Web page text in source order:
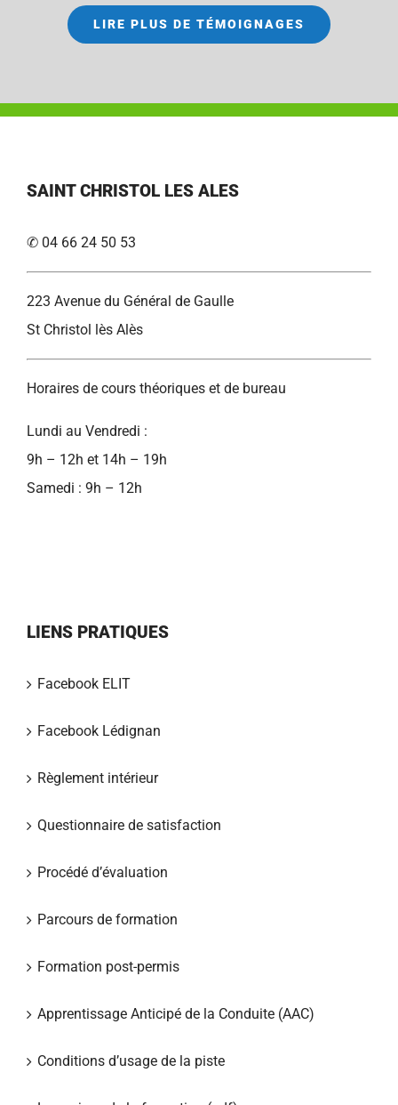
LIRE PLUS DE TÉMOIGNAGES
SAINT CHRISTOL LES ALES
✆ 04 66 24 50 53
223 Avenue du Général de Gaulle
St Christol lès Alès
Horaires de cours théoriques et de bureau
Lundi au Vendredi :
9h – 12h et 14h – 19h
Samedi : 9h – 12h
LIENS PRATIQUES
Facebook ELIT
Facebook Lédignan
Règlement intérieur
Questionnaire de satisfaction
Procédé d’évaluation
Parcours de formation
Formation post-permis
Apprentissage Anticipé de la Conduite (AAC)
Conditions d’usage de la piste